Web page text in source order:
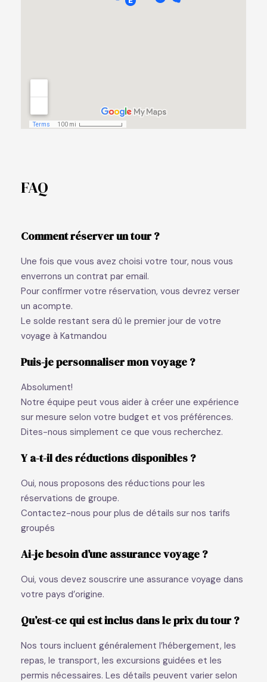
FAQ
Comment réserver un tour ?
Une fois que vous avez choisi votre tour, nous vous
enverrons un contrat par email.
Pour confirmer votre réservation, vous devrez verser
un acompte.
Le solde restant sera dû le premier jour de votre
voyage à Katmandou
Puis-je personnaliser mon voyage ?
Absolument!
Notre équipe peut vous aider à créer une expérience
sur mesure selon votre budget et vos préférences.
Dites-nous simplement ce que vous recherchez.
Y a-t-il des réductions disponibles ?
Oui, nous proposons des réductions pour les
réservations de groupe.
Contactez-nous pour plus de détails sur nos tarifs
groupés
Ai-je besoin d’une assurance voyage ?
Oui, vous devez souscrire une assurance voyage dans
votre pays d’origine.
Qu’est-ce qui est inclus dans le prix du tour ?
Nos tours incluent généralement l’hébergement, les
repas, le transport, les excursions guidées et les
permis nécessaires. Les détails peuvent varier selon